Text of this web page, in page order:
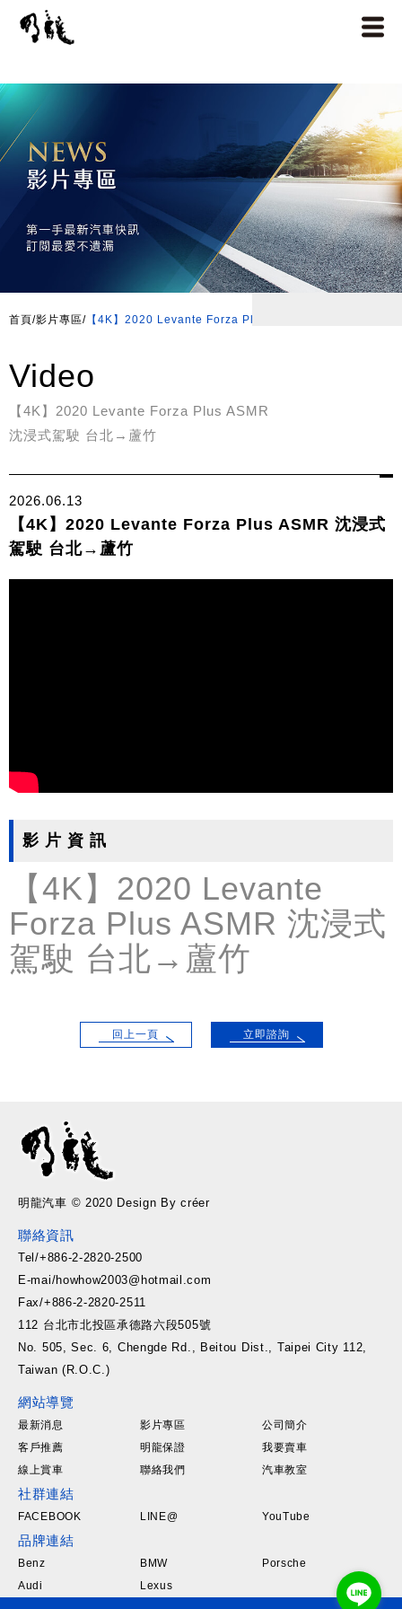
首頁/影片專區/ 【4K】2020 Levante Forza Plus ASMR 沈浸式駕駛 台北
Video
【4K】2020 Levante Forza Plus ASMR
沈浸式駕駛 台北→蘆竹
2026.06.13
【4K】2020 Levante Forza Plus ASMR 沈浸式
駕駛 台北→蘆竹
影 片 資 訊
【4K】2020 Levante
Forza Plus ASMR 沈浸式
駕駛 台北→蘆竹
回上一頁 立即諮詢
明龍汽車 © 2020 Design By créer
聯絡資訊
Tel/+886-2-2820-2500
E-mai/howhow2003@hotmail.com
Fax/+886-2-2820-2511
112 台北市北投區承德路六段505號
No. 505, Sec. 6, Chengde Rd., Beitou Dist., Taipei City 112,
Taiwan (R.O.C.)
網站導覽
最新消息 影片專區
公司簡介
客戶推薦
明龍保證
我要賣車
線上賞車
聯絡我們 汽車教室
社群連結
FACEBOOK LINE@ YouTube
品牌連結
Benz BMW
Porsche
Audi
Lexus